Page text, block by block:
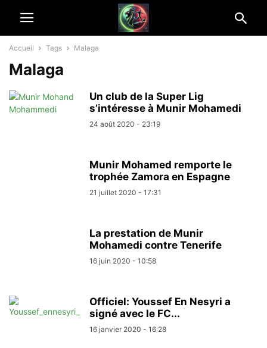
Accueil Tags Malaga
Malaga
Un club de la Super Lig
s’intéresse à Munir Mohamedi
24 août 2020 - 23:19
Munir Mohamed remporte le
trophée Zamora en Espagne
21 juillet 2020 - 17:31
La prestation de Munir
Mohamedi contre Tenerife
16 juin 2020 - 10:58
Officiel: Youssef En Nesyri a
signé avec le FC...
16 janvier 2020 - 16:28